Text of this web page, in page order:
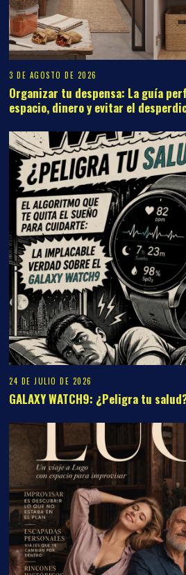
3 DE AGOSTO DE 2026
Organizar tu despensa: La guía
espacio, dinero y evitar el
24 DE JULIO DE 2026
GALAXY WATCH9: ¿Peligra tu